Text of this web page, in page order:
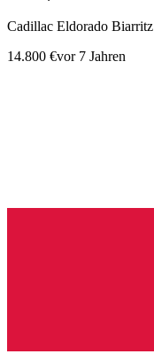
Cadillac Eldorado
14.800 €vor 7 Jahren